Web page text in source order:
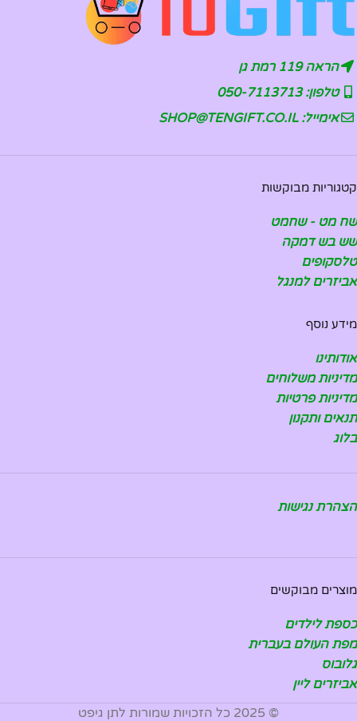
הראה 119 רמת גן
טלפון: 050-7113713
אימייל: SHOP@TENGIFT.CO.IL
קטגוריות מבוקשות
שח מט - שחמט
שש בש דמקה
טלסקופים
אביזרים למנגל
מידע נוסף
אודותינו
מדיניות משלוחים
מדיניות פרטיות
תנאים ותקנון
בלוג
הצהרת נגישות
מוצרים מבוקשים
כספת לילדים
מפת העולם בעברית
גלובוס
אביזרים ליין
© 2025 כל הזכויות שמורות לתן גיפט